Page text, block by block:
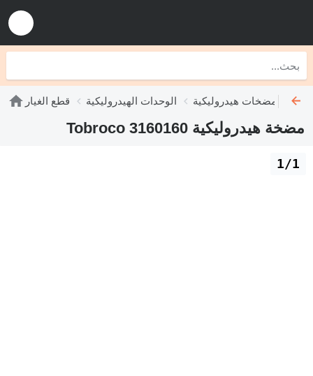
قطع الغيار الوحدات الهيدروليكية مضخات هيدروليكية
مضخة هيدروليكية Tobroco 3160160
1/1